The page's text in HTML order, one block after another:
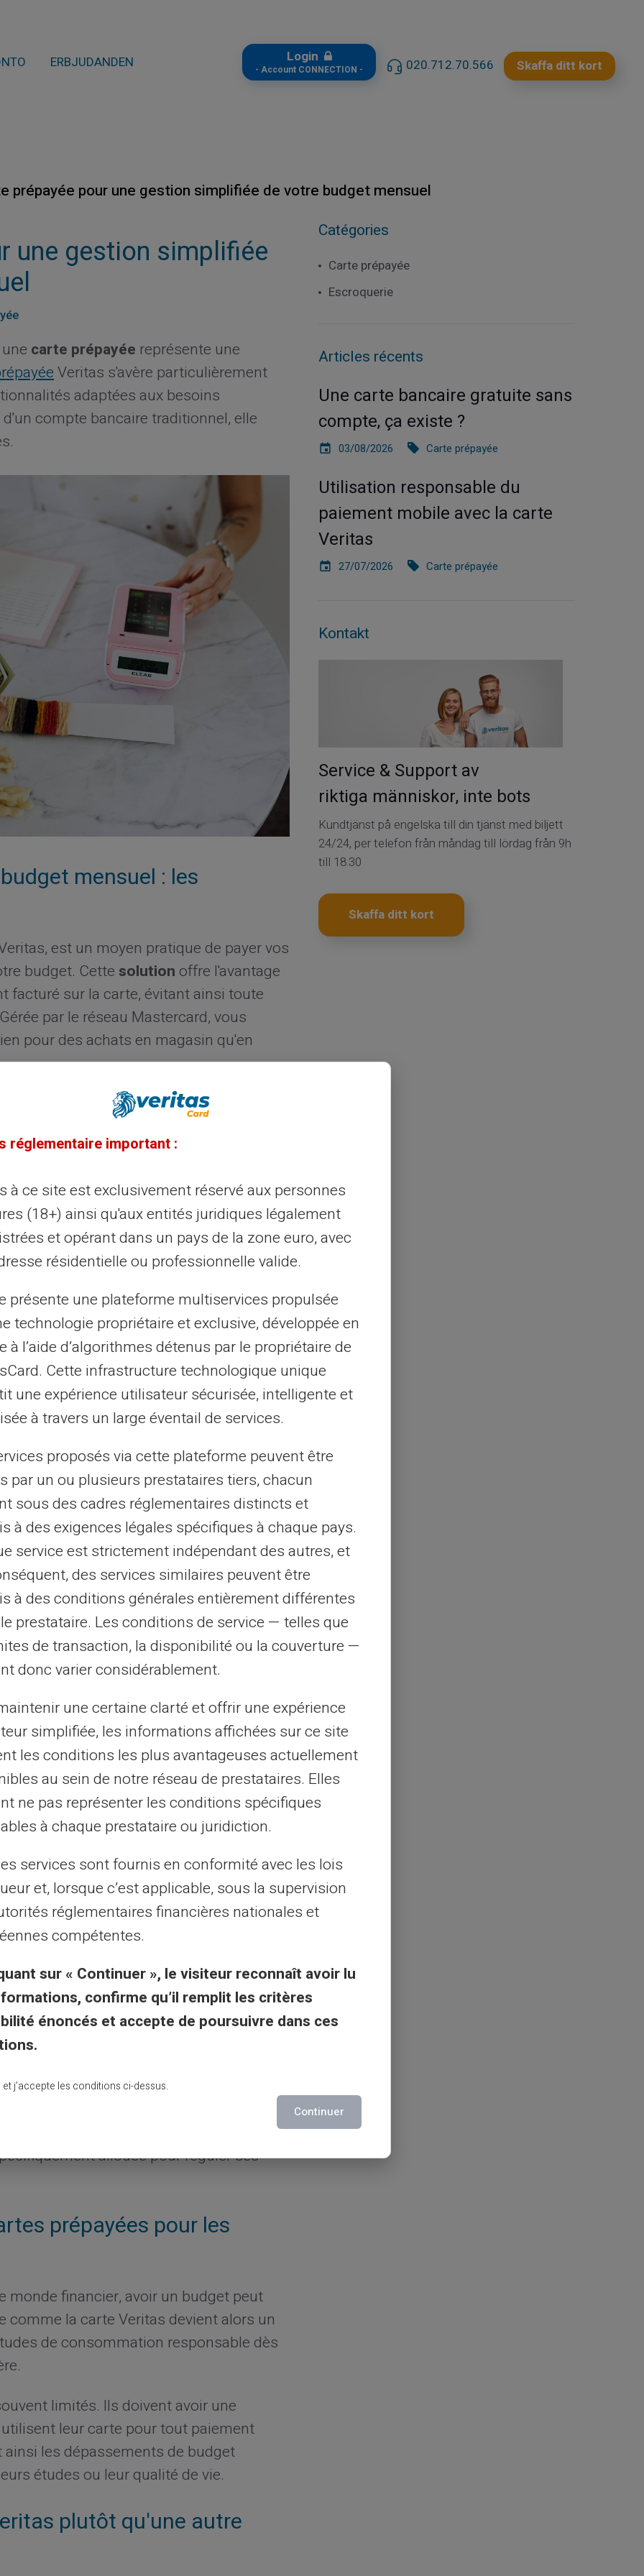
ERBJUDANDEN Login
- Account CONNECTION - 020.712.70.566 Skaffa ditt kort
prépayée pour une gestion simplifiée de votre budget mensuel
une gestion simplifiée
carte prépayée représente une
Veritas s'avère particulièrement
adaptées aux besoins
compte bancaire traditionnel, elle
mensuel : les
est un moyen pratique de payer vos
budget. Cettesolution offre l'avantage
facturé sur la carte, évitant ainsi toute
par le réseau Mastercard, vous
pour des achats en magasin qu'en
grâce à une carte
il est utile de dresser un plan
limites de dépense sans s'en rendre
est significativement réduit. Vous avez
permettant plus facilement le suivi
la carte prépayée
à penser chaque dépense. Avant
prochaines dépenses. Cette étape vous
dépenses impulsives qui peuvent
: chaque opération est tracée.
risque de découverte bancaire.
charges sur une base périodique.
favorisant une meilleure
Veritas propose des fonctions
de vos finances :
et recevoir de l'argent à l'échelle
contre la fraude et les vols de
ceux qui voyagent ou effectuent des
le gouvernement de vos finances
d'une petite entreprise, la carte
quotidiennes.
de budget via une carte
qui gagne un salaire net de 2 300
fixes de dépense (loyer, énergie,
raisonnable restant pour la nourriture,
charger 600 € mensuellement sur sa
allouée pour réguler ses
prépayées pour les
monde financier, avoir un budget peut
comme la carte Veritas devient alors un
de consommation responsable dès
limités. Ils doivent avoir une
leur carte pour tout paiement
les dépassements de budget
études ou leur qualité de vie.
plutôt qu'une autre
Catégories
Carte prépayée
Escroquerie
Articles récents
Une carte bancaire gratuite sans
compte, ça existe ?
03/08/2026 Carte prépayée
Utilisation responsable du
paiement mobile avec la carte
Veritas
27/07/2026 Carte prépayée
Kontakt
Service & Support av
riktiga människor, inte bots
Kundtjänst på engelska till din tjänst med biljett
24/24, per telefon från måndag till lördag från 9h
till 18.30
Skaffa ditt kort
réglementaire important :
à ce site est exclusivement réservé aux personnes
(18+) ainsi qu'aux entités juridiques légalement
et opérant dans un pays de la zone euro, avec
résidentielle ou professionnelle valide.
présente une plateforme multiservices propulsée
technologie propriétaire et exclusive, développée en
à l’aide d’algorithmes détenus par le propriétaire de
Cette infrastructure technologique unique
une expérience utilisateur sécurisée, intelligente et
à travers un large éventail de services.
proposés via cette plateforme peuvent être
par un ou plusieurs prestataires tiers, chacun
sous des cadres réglementaires distincts et
à des exigences légales spécifiques à chaque pays.
service est strictement indépendant des autres, et
des services similaires peuvent être
à des conditions générales entièrement différentes
prestataire. Les conditions de service — telles que
de transaction, la disponibilité ou la couverture —
donc varier considérablement.
une certaine clarté et offrir une expérience
simplifiée, les informations affichées sur ce site
les conditions les plus avantageuses actuellement
au sein de notre réseau de prestataires. Elles
ne pas représenter les conditions spécifiques
à chaque prestataire ou juridiction.
services sont fournis en conformité avec les lois
et, lorsque c’est applicable, sous la supervision
réglementaires financières nationales et
compétentes.
sur « Continuer », le visiteur reconnaît avoir lu
confirme qu’il remplit les critères
énoncés et accepte de poursuivre dans ces
et j’accepte les conditions ci-dessus.
Continuer